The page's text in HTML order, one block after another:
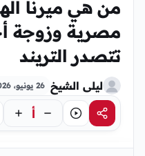
من هي ميرنا
مصرية وزوجة
تتصدر التريند
ليلى الشيخ 26 يونيو، 2026
مشاركةاستماع أ